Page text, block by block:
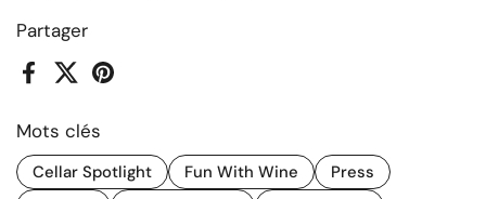
Partager
FacebookX (Twitter)Pinterest
Mots clés
Cellar Spotlight Fun With Wine
Press